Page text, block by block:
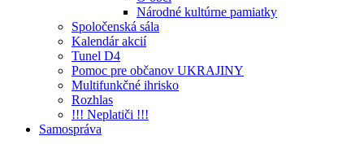
Národné kultúrne pamiatky
Spoločenská sála
Kalendár akcií
Tunel D4
Pomoc pre občanov UKRAJINY
Multifunkčné ihrisko
Rozhlas
!!! Neplatiči !!!
Samospráva